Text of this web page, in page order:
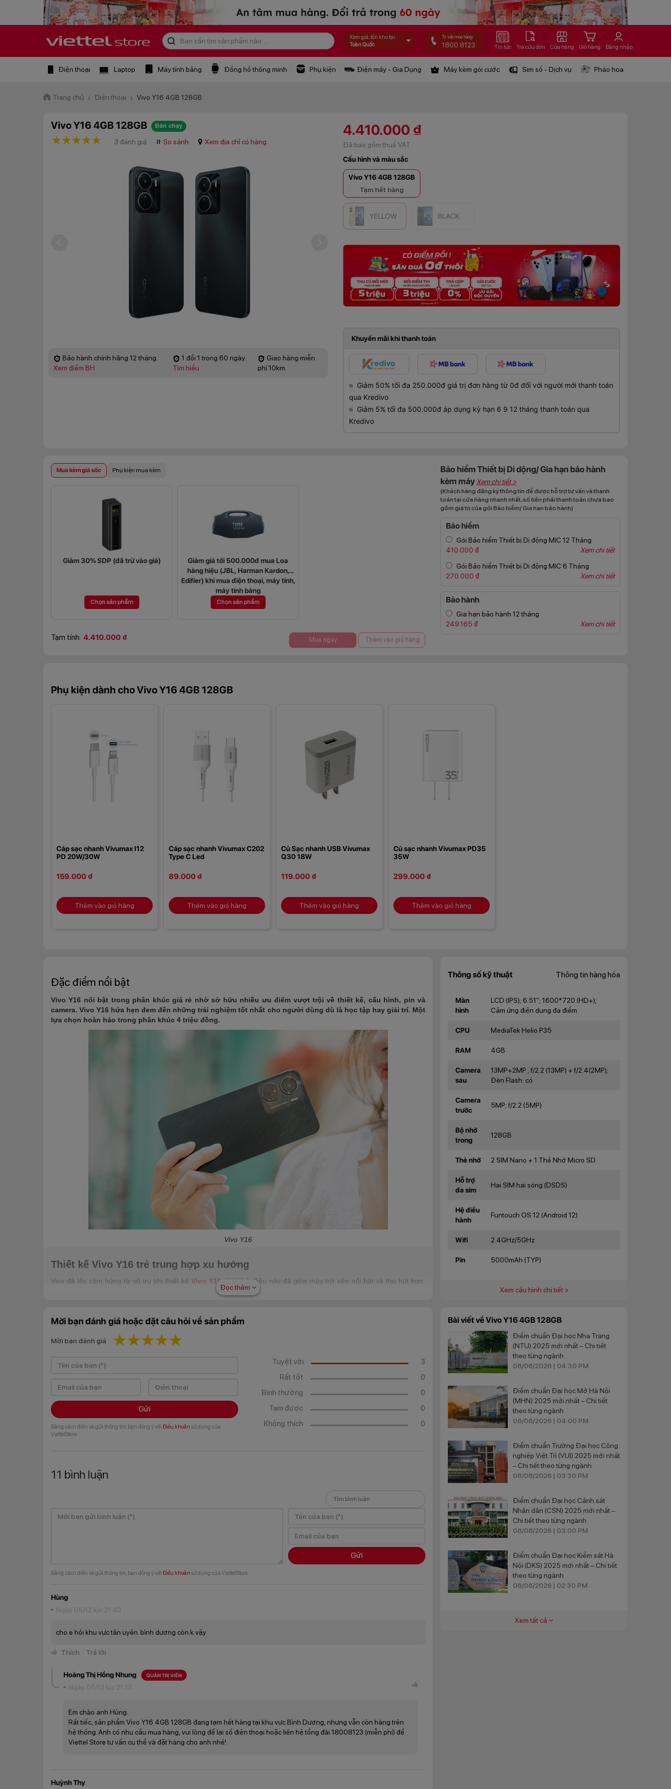
Xem giá, tồn kho tại:
Toàn Quốc
Tư vấn mua hàng:
1800 8123 Tin tức Tra cứu đơn Cửa hàng Giỏ hàng Đăng nhập
Điện thoại Laptop Máy tính bảng Đồng hồ thông minh Phụ kiện Điện máy - Gia Dụng Máy kèm gói cước Sim số - Dịch vụ Pháo hoa
Trang chủ Điện thoại Vivo Y16 4GB 128GB
Vivo Y16 4GB 128GB
5 stars
4 stars
3 stars
2 stars
1 star 3 đánh giá ⮃ So sánh Xem địa chỉ có hàng
4.410.000 ₫
Đã bao gồm thuế VAT
Bảo hành chính hãng 12 tháng.
Xem điểm BH
1 đổi 1 trong 60 ngày.
Tìm hiểu
Giao hàng miễn
phí 10km.
Cấu hình và màu sắc
Vivo Y16 4GB 128GB
Tạm hết hàng
YELLOW BLACK
Khuyến mãi khi thanh toán
Giảm 50% tối đa 250.000đ giá trị đơn hàng từ 0đ đối với người mới thanh toán
qua Kredivo
Giảm 5% tối đa 500.000đ áp dụng kỳ hạn 6 9 12 tháng thanh toán qua
Kredivo
Mua kèm giá sốc Phụ kiện mua kèm
Giảm 30% SDP (đã trừ vào giá)
Chọn sản phẩm
Giảm giá tới 500.000đ mua Loa
hàng hiệu (JBL, Harman Kardon,
Edifier) khi mua điện thoại, máy tính,
máy tính bảng
Chọn sản phẩm
Tạm tính: 4.410.000 ₫ Mua ngay Thêm vào giỏ hàng
Bảo hiểm Thiết bị Di dộng/ Gia hạn bảo hành
kèm máy Xem chi tiết >
(Khách hàng đăng ký thông tin để được hỗ trợ tư vấn và thanh
toán tại cửa hàng nhanh nhất, số tiền phải thanh toán chưa bao
gồm giá trị của gói Bảo hiểm/ Gia hạn bảo hành)
Bảo hiểm
Gói Bảo hiểm Thiết bị Di động MIC 12 Tháng
410.000 ₫
Xem chi tiết
Gói Bảo hiểm Thiết bị Di động MIC 6 Tháng
270.000 ₫
Xem chi tiết
Bảo hành
Gia hạn bảo hành 12 tháng
249.165 ₫
Xem chi tiết
Phụ kiện dành cho Vivo Y16 4GB 128GB
Cáp sạc nhanh Vivumax I12
PD 20W/30W
159.000 ₫
Thêm vào giỏ hàng
Cáp sạc nhanh Vivumax C202
Type C Led
89.000 ₫
Thêm vào giỏ hàng
Củ Sạc nhanh USB Vivumax
Q30 18W
119.000 ₫
Thêm vào giỏ hàng
Củ sạc nhanh Vivumax PD35
35W
299.000 ₫
Thêm vào giỏ hàng
Đặc điểm nổi bật
Vivo Y16 nổi bật trong phân khúc giá rẻ nhờ sở hữu nhiều ưu điểm vượt trội về thiết kế, cấu hình, pin và
camera. Vivo Y16 hứa hẹn đem đến những trải nghiệm tốt nhất cho người dùng dù là học tập hay giải trí. Một
lựa chọn hoàn hảo trong phân khúc 4 triệu đồng.
Vivo Y16
Thiết kế Vivo Y16 trẻ trung hợp xu hướng
Vivo đã lấy cảm hứng từ vũ trụ khi thiết kế Vivo Y16 và chính điều này đã giúp máy trở nên nổi bật và thu hút hơn.
Phiên bản màu vàng lấp lánh ánh sao trong khi phiên bản màu đen lại tựa cơn mưa sao bằng giữa bầu trời đêm. Tất
Vivo Y16 được hoàn thiện từ chất liệu polymer nên khi cầm trên tay khá nhẹ nhàng. Đặc biệt, việc sử dụng các họa
tiết xước chéo giúp máy trở nên lung linh hơn, ít bám vân tay và mồ hôi hơn.
Ngoài họa tiết mới lạ, nổi bật trên mặt lưng Vivo Y16 còn có cụm camera hình chữ nhật khá lớn giống như một chiếc
mộtlớp chống trầy xước bao quanh giúp
Không gian trải nghiệm cực đã
Ngoài ra, máy sử dụng tấm nền IPS LCD, độ phân giải HD+ giúp tái hiện hình ảnh một cách chân thực và rõ nét nhất.
Đọc thêm
Thông số kỹ thuật Thông tin hàng hóa
Màn
hình
LCD (IPS); 6.51''; 1600*720 (HD+);
Cảm ứng điện dung đa điểm
CPU MediaTek Helio P35
RAM 4GB
Camera
sau
13MP+2MP ; f/2.2 (13MP) + f/2.4(2MP);
Đèn Flash: có
Camera
trước
5MP; f/2.2 (5MP)
Bộ nhớ
trong
128GB
Thẻ nhớ 2 SIM Nano + 1 Thẻ Nhớ Micro SD
Hỗ trợ
đa sim
Hai SIM hai sóng (DSDS)
Hệ điều
hành
Funtouch OS 12 (Android 12)
Wifi 2.4GHz/5GHz
Pin 5000mAh (TYP)
Xem cấu hình chi tiết >
Mời bạn đánh giá hoặc đặt câu hỏi về sản phẩm
Mời bạn đánh giá 4 stars
3 stars
2 stars
1 star
Gửi
Bằng cách điền và gửi thông tin, bạn đồng ý với Điều khoản sử dụng của
ViettelStore
Tuyệt vời
3
Rất tốt
0
Bình thường
0
Tạm được
0
Không thích
0
11 bình luận
Gửi
Bằng cách điền và gửi thông tin, bạn đồng ý với Điều khoản sử dụng của ViettelStore
Hùng
Ngày 05/12 lúc 21:43
cho e hỏi khu vực tân uyên. bình dương còn k vậy
Thích Trả lời
Hoàng Thị Hồng Nhung QUẢN TRỊ VIÊN
Ngày 05/12 lúc 21:51
Em chào anh Hùng.
Rất tiếc, sản phẩm Vivo Y16 4GB 128GB đang tạm hết hàng tại khu vực Bình Dương, nhưng vẫn còn hàng trên
hệ thống. Anh có nhu cầu mua hàng, vui lòng để lại số điện thoại hoặc liên hệ tổng đài 18008123 (miễn phí) để
Viettel Store tư vấn cụ thể và đặt hàng cho anh nhé!
Huỳnh Thy
Bài viết về Vivo Y16 4GB 128GB
Điểm chuẩn Đại học Nha Trang
(NTU) 2025 mới nhất – Chi tiết
theo từng ngành
08/08/2026 | 04:30 PM
Điểm chuẩn Đại học Mở Hà Nội
(MHN) 2025 mới nhất – Chi tiết
theo từng ngành
08/08/2026 | 04:00 PM
Điểm chuẩn Trường Đại học Công
nghiệp Việt Trì (VUI) 2025 mới nhất
– Chi tiết theo từng ngành
08/08/2026 | 03:30 PM
Điểm chuẩn Đại học Cảnh sát
Nhân dân (CSN) 2025 mới nhất –
Chi tiết theo từng ngành
08/08/2026 | 03:00 PM
Điểm chuẩn Đại học Kiểm sát Hà
Nội (DKS) 2025 mới nhất – Chi tiết
theo từng ngành
08/08/2026 | 02:30 PM
Xem tất cả